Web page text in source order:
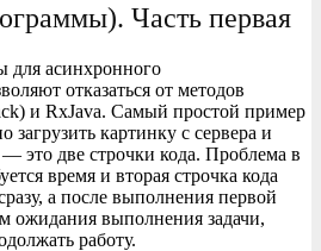
Часть первая
для асинхронного
отказаться от методов
и RxJava. Самый простой пример
картинку с сервера и
— это две строчки кода. Проблема в
время и вторая строчка кода
а после выполнения первой
ожидания выполнения задачи,
работу.